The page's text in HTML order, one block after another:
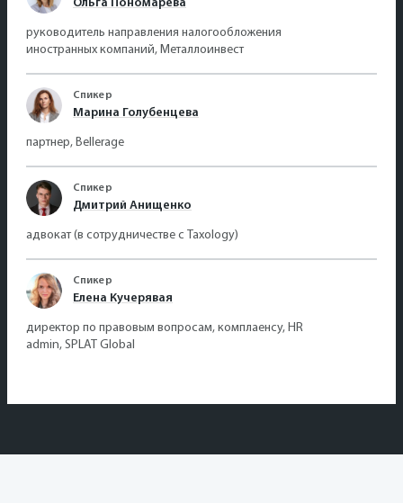
Ольга Пономарёва
руководитель направления налогообложения
иностранных компаний, Металлоинвест
Спикер
Марина Голубенцева
партнер, Bellerage
Спикер
Дмитрий Анищенко
адвокат (в сотрудничестве с Taxology)
Спикер
Елена Кучерявая
директор по правовым вопросам, комплаенсу, HR
admin, SPLAT Global